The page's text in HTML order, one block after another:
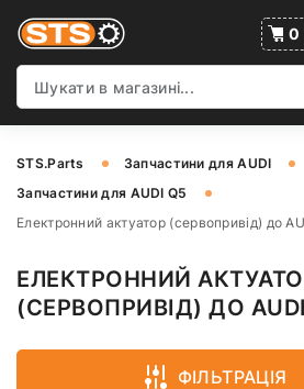
0
STS.Parts
Запчастини для AUDI
Запчастини для AUDI Q5
Електронний актуатор (сервопривід) до
ЕЛЕКТРОННИЙ
(СЕРВОПРИВІД) ДО
ФІЛЬТРАЦІЯ